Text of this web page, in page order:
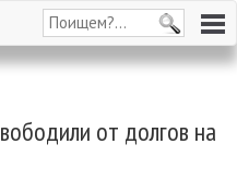
от долгов на